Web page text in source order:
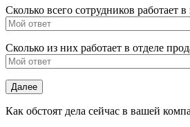
Сколько всего сотрудников работает
Сколько из них работает в отделе
Как обстоят дела сейчас в вашей